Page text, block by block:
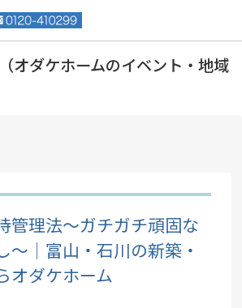
管理法～ガチガチ頑固な
～｜富山・石川の新築・
オダケホーム